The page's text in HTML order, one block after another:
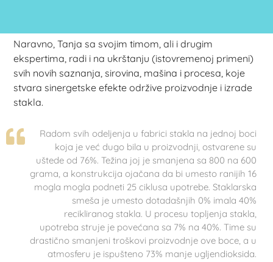
Naravno, Tanja sa svojim timom, ali i drugim
ekspertima, radi i na ukrštanju (istovremenoj primeni)
svih novih saznanja, sirovina, mašina i procesa, koje
stvara sinergetske efekte održive proizvodnje i izrade
stakla.
Radom svih odeljenja u fabrici stakla na jednoj boci
koja je već dugo bila u proizvodnji, ostvarene su
uštede od 76%. Težina joj je smanjena sa 800 na 600
grama, a konstrukcija ojačana da bi umesto ranijih 16
mogla mogla podneti 25 ciklusa upotrebe. Staklarska
smeša je umesto dotadašnjih 0% imala 40%
recikliranog stakla. U procesu topljenja stakla,
upotreba struje je povećana sa 7% na 40%. Time su
drastično smanjeni troškovi proizvodnje ove boce, a u
atmosferu je ispušteno 73% manje ugljendioksida.